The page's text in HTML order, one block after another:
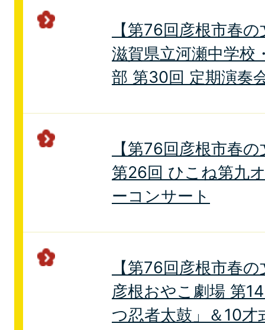
【第76回彦根市春
滋賀県立河瀬中学校
部 第30回 定期演奏
【第76回彦根市春
第26回 ひこね第九
ーコンサート
【第76回彦根市春
彦根おやこ劇場 第
つ忍者太鼓」＆10才